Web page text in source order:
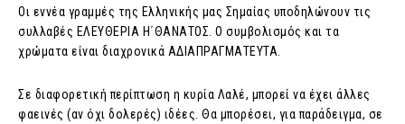
Οι εννέα γραμμές της Ελληνικής μας Σημαίας υποδηλώνουν τις
συλλαβές ΕΛΕΥΘΕΡΙΑ Η΄ΘΑΝΑΤΟΣ. Ο συμβολισμός και τα
χρώματα είναι διαχρονικά ΑΔΙΑΠΡΑΓΜΑΤΕΥΤΑ.
Σε διαφορετική περίπτωση η κυρία Λαλέ, μπορεί να έχει άλλες
φαεινές (αν όχι δολερές) ιδέες. Θα μπορέσει, για παράδειγμα, σε